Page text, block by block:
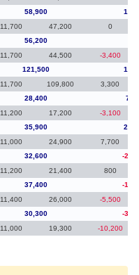
58,900
11,700 47,200 0
56,200
11,700 44,500 -3,400
121,500
11,700 109,800 3,300
28,400
11,200 17,200 -3,100
35,900
11,000 24,900 7,700
32,600
-
11,200 21,400 800
37,400
-
11,400 26,000 -5,500
30,300
-
11,000 19,300 -10,200